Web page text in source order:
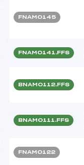
FNAM0145
FNAM0141.FFS
BNAM0112.FFS
BNAM0111.FFS
FNAM0122